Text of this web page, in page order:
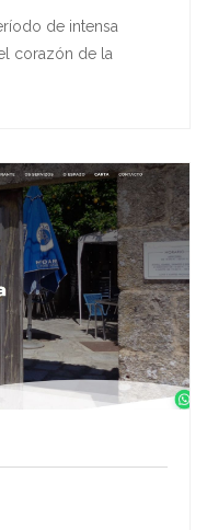
de intensa
corazón de la